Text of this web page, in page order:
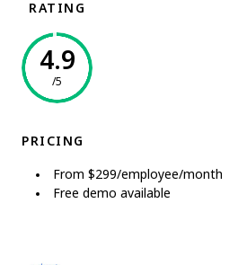
RATING
4.9
/5
PRICING
From $299/employee/month
Free demo available